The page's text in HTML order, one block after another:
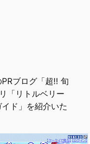
ブログ「超!! 旬
「リトルベリー
ド」を紹介いた